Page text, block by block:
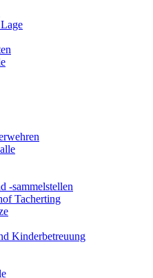
-sammelstellen
Tacherting
Kinderbetreuung